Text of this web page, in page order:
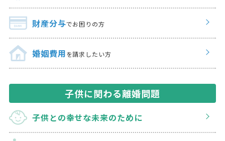
財産分与でお困りの方
婚姻費用を請求したい方
子供に関わる離婚問題
子供との幸せな未来のために